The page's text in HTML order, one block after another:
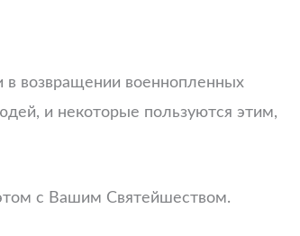
возвращении военнопленных
и некоторые пользуются этим,
с Вашим Святейшеством.